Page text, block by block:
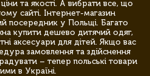
та якості. А вибрати все, що
сайті. Інтернет-магазин
посередник у Польщі. Багато
купити дешево дитячий одяг,
аксесуари для дітей. Якщо вас
замовлення та здійснення
– тепер польські товари
в Україні.